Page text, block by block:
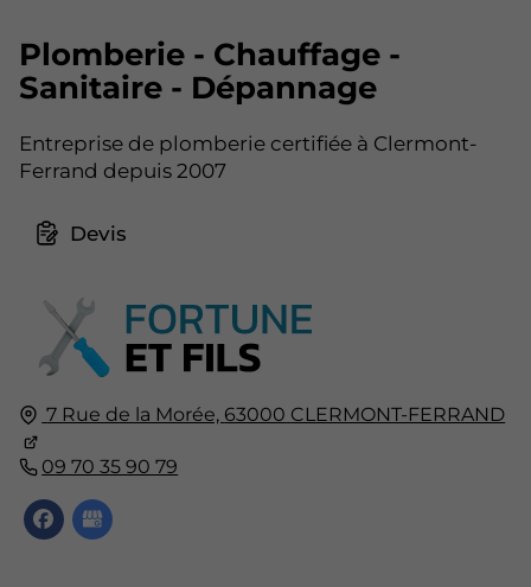
7 Rue de la Morée, 63000 CLERMONT-FERRAND
09 70 35 90 79
Plomberie - Chauffage -
Sanitaire - Dépannage
Entreprise de plomberie certifiée à Clermont-
Ferrand depuis 2007
Devis